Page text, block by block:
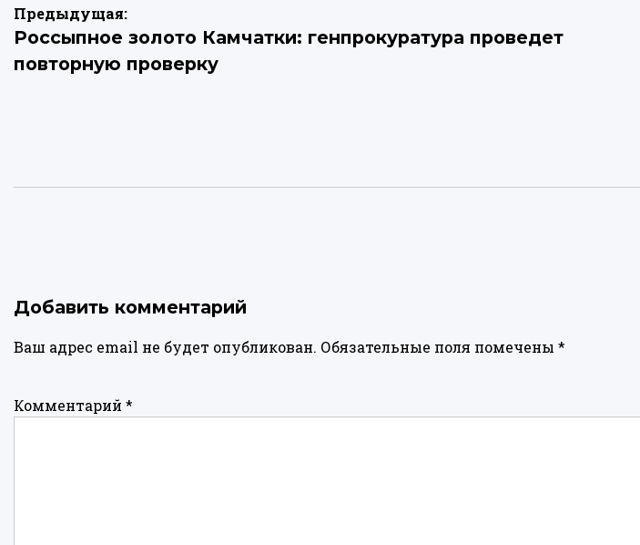
Навигация
по
записям
Предыдущая:
Россыпное золото Камчатки: генпрокуратура проведет
повторную проверку
Добавить комментарий
Ваш адрес email не будет опубликован. Обязательные поля помечены *
Комментарий *